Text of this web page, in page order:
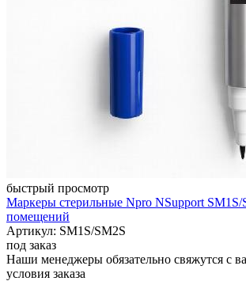
быстрый просмотр
Маркеры стерильные Npro NSupport SM1S/
помещений
Артикул: SM1S/SM2S
под заказ
Наши менеджеры обязательно свяжутся с
условия заказа